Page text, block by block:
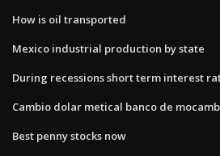
How is oil transported
Mexico industrial production by state
During recessions short term interest
Cambio dolar metical banco de
Best penny stocks now